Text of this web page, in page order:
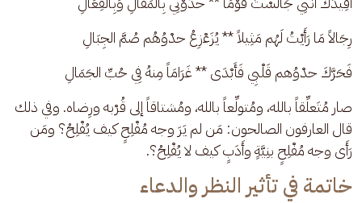
رِجَالاً مَا رَأَيْتُ لَهُم مَثِيلاً ** يُزَعْزِعُ حدْوُهُم صُمَّ الجِبَالِ
فَحَرَّكَ حدْوُهم قَلْبِي فَأَبْدَى ** غَرَامَاً مِنهُ فِي حُبِّ الجَمَالِ
صار مُتَعلِّقاً بالله، ومُتولِّعاً بالله، ومُشتاقاً إلى قُرْبه ورِضاه. وفي ذلك
قال العارفون الصالحون: مَن لم يَرَ وجه مُفْلِحٍ كيف يُفْلِحُ؟ ومَن
رَأَى وجه مُفْلِحٍ بنِيَّةٍ وأَدَبٍ كيف لا يُفْلِحُ؟.
خاتمة في تأثير النظر والدعاء